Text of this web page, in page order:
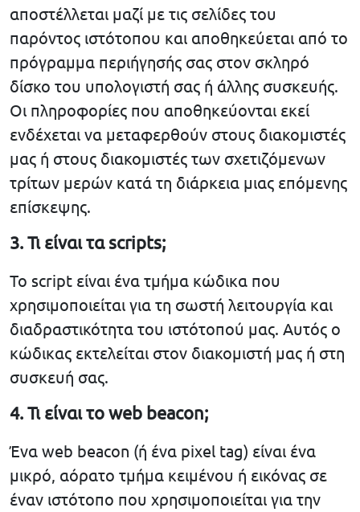
αποστέλλεται μαζί με τις σελίδες του
παρόντος ιστότοπου και αποθηκεύεται από το
πρόγραμμα περιήγησής σας στον σκληρό
δίσκο του υπολογιστή σας ή άλλης συσκευής.
Οι πληροφορίες που αποθηκεύονται εκεί
ενδέχεται να μεταφερθούν στους διακομιστές
μας ή στους διακομιστές των σχετιζόμενων
τρίτων μερών κατά τη διάρκεια μιας επόμενης
επίσκεψης.
3. Τι είναι τα scripts;
Το script είναι ένα τμήμα κώδικα που
χρησιμοποιείται για τη σωστή λειτουργία και
διαδραστικότητα του ιστότοπού μας. Αυτός ο
κώδικας εκτελείται στον διακομιστή μας ή στη
συσκευή σας.
4. Τι είναι το web beacon;
Ένα web beacon (ή ένα pixel tag) είναι ένα
μικρό, αόρατο τμήμα κειμένου ή εικόνας σε
έναν ιστότοπο που χρησιμοποιείται για την